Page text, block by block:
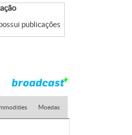
publicações
Moedas